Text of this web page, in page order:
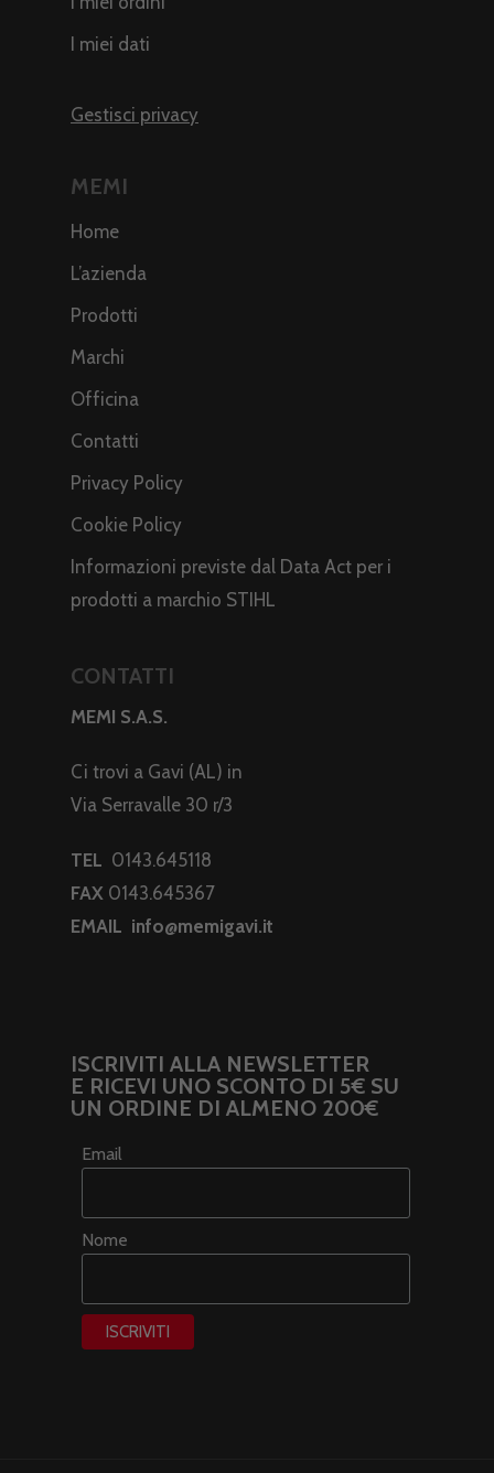
I miei dati
Gestisci privacy
MEMI
Home
L’azienda
Prodotti
Marchi
Officina
Contatti
Privacy Policy
Cookie Policy
Informazioni previste dal Data Act per i
prodotti a marchio STIHL
CONTATTI
MEMI S.A.S.
Ci trovi a Gavi (AL) in
Via Serravalle 30 r/3
TEL 0143.645118
FAX 0143.645367
EMAIL info@memigavi.it
ISCRIVITI ALLA NEWSLETTER
E RICEVI UNO SCONTO DI 5€ SU
UN ORDINE DI ALMENO 200€
Email
Nome